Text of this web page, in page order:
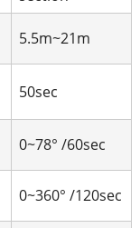
5.5m~21m
50sec
0~78° /60sec
0~360° /120sec